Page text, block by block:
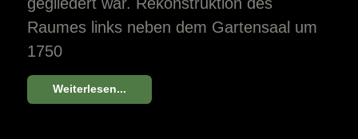
Raumes links neben dem Gartensaal um
1750
Weiterlesen...